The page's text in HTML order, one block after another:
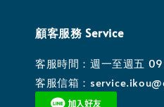
顧客服務 Service
客服時間：週一至週五
客服信箱：